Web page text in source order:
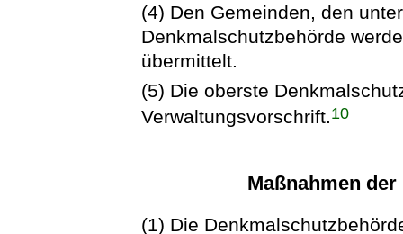
(4) Den Gemeinden, den
Denkmalschutzbehörde
übermittelt.
(5) Die oberste
Verwaltungsvorschrift.10
Maßnahmen
(1) Die